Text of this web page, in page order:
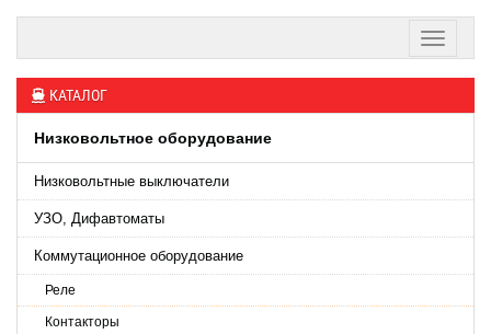
КАТАЛОГ
Низковольтное оборудование
Низковольтные выключатели
УЗО, Дифавтоматы
Коммутационное оборудование
Реле
Контакторы